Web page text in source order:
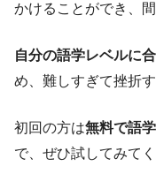
かけることができ、
自分の語学レベルに
め、難しすぎて挫折
初回の方は無料で語
で、ぜひ試してみてく